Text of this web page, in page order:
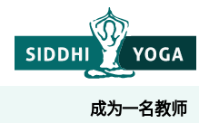
成为一名教师